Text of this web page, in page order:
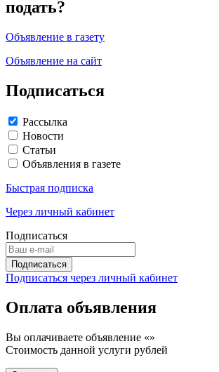
подать?
Объявление в газету
Объявление на сайт
Подписаться
Рассылка
Новости
Статьи
Объявления в газете
Быстрая подписка
Через личный кабинет
Подписаться
Подписаться через личный кабинет
Оплата объявления
Вы оплачиваете объявление «»
Стоимость данной услуги рублей